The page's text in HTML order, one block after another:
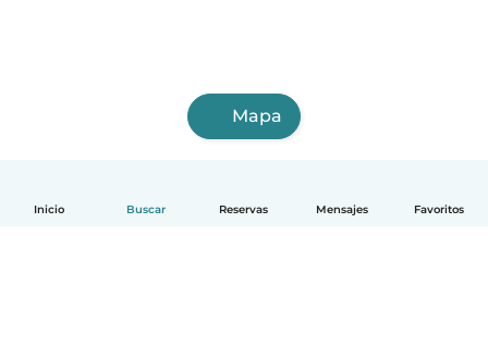
Inicio Buscar Reservas Mensajes Favoritos
Mapa